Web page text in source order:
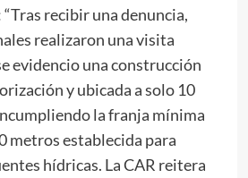
recibir una denuncia,
realizaron una visita
evidencio una construcción
y ubicada a solo 10
la franja mínima
metros establecida para
hídricas. La CAR reitera